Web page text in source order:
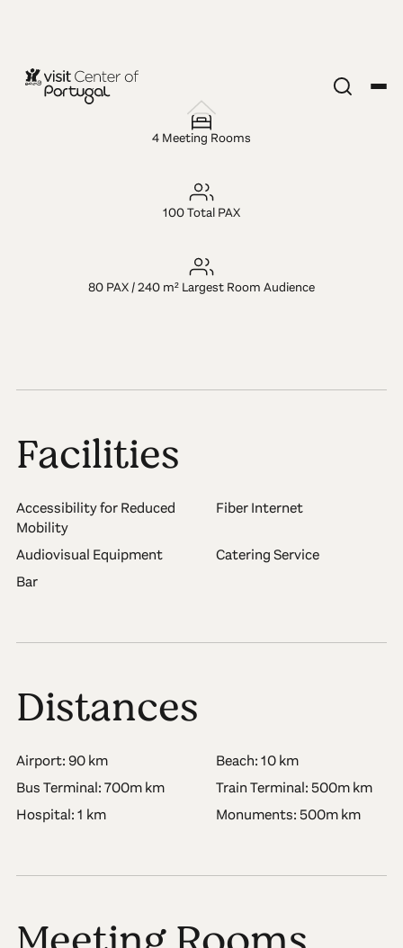
MICE-VERANSTALTUNGSORT
Hotel As
Américas
4 Meeting Rooms
100 Total PAX
80 PAX / 240 m² Largest Room Audience
Facilities
Accessibility for Reduced
Mobility
Fiber Internet
Audiovisual Equipment
Catering Service
Bar
Distances
Airport: 90 km
Beach: 10 km
Bus Terminal: 700m km
Train Terminal: 500m km
Hospital: 1 km
Monuments: 500m km